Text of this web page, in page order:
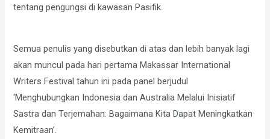
tentang pengungsi di kawasan Pasifik.
Semua penulis yang disebutkan di atas dan lebih banyak lagi
akan muncul pada hari pertama Makassar International
Writers Festival tahun ini pada panel berjudul
‘Menghubungkan Indonesia dan Australia Melalui Inisiatif
Sastra dan Terjemahan: Bagaimana Kita Dapat Meningkatkan
Kemitraan’.